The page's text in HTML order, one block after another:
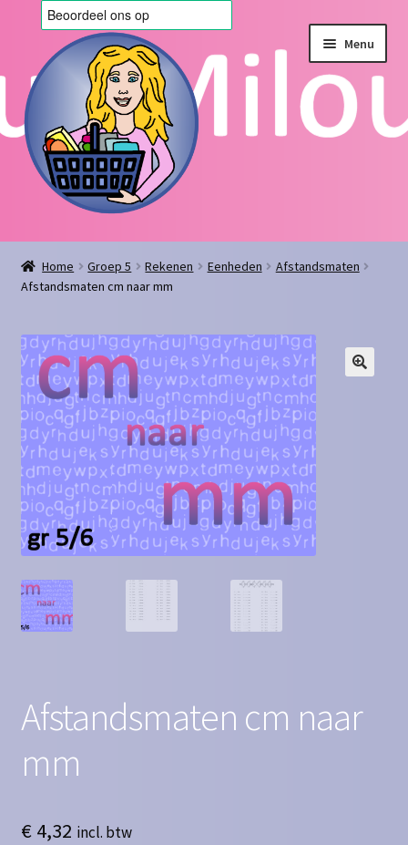
door
naar
navigatie
de
inhoud
Menu
Home
Afrekenen
Algemene voorwaarden
Blog
Contact
Homepagina
Mijn account
Privacy Policy
Winkelmand
Home Groep 5 Rekenen Eenheden
Afstandsmaten
Afstandsmaten cm naar mm
Afstandsmaten cm naar
mm
€4,32 incl. btw